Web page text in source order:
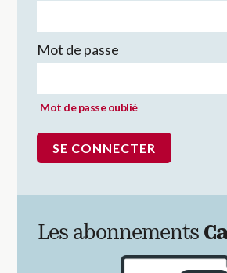
Mot de passe
Mot de passe oublié
Les abonnements